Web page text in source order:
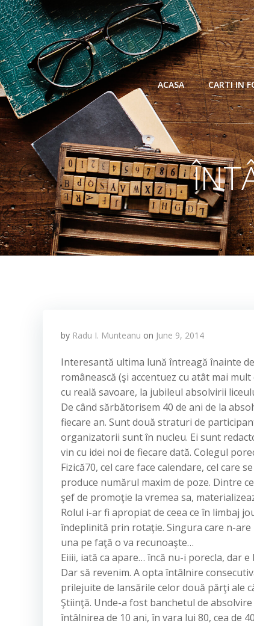
Skip
to
content
ACASA CARTI IN
by Radu I. Munteanu on June 9, 2014
Interesantă ultima lună întreagă înainte
românească (şi accentuez cu atât mai
cu reală savoare, la jubileul absolvirii
De când sărbătorisem 40 de ani de la
fiecare an. Sunt două straturi de
organizatorii sunt în nucleu. Ei sunt
vin cu idei noi de fiecare dată. Colegul
Fizică70, cel care face calendare, cel care
produce numărul maxim de poze. Dintre
şef de promoţie la vremea sa,
Rolul i-ar fi apropiat de ceea ce în limbaj
îndeplinită prin rotaţie. Singura care n-
una pe faţă o va recunoaşte…
Eiiii, iată ca apare… încă nu-i porecla, dar
Dar să revenim. A opta întâlnire
prilejuite de lansările celor două părţi ale
Ştiinţă. Unde-a fost banchetul de
întâlnirea de 10 ani, în vara lui 80, cea de